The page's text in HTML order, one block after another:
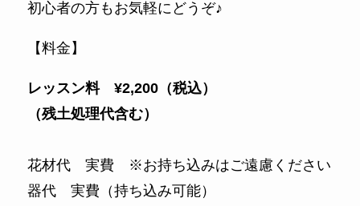
初心者の方もお気軽にどうぞ♪
【料金】
レッスン料 ¥2,200（税込）
（残土処理代含む）
花材代 実費 ※お持ち込みはご遠慮ください
器代 実費（持ち込み可能）